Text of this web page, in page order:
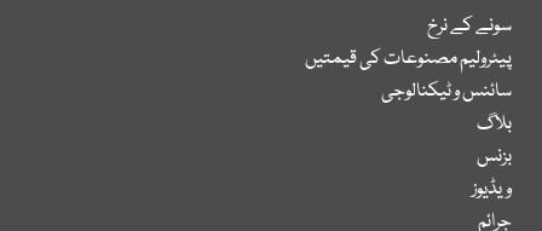
سونے کے نرخ
پیٹرولیم مصنوعات کی قیمتیں
سائنس و ٹیکنالوجی
بلاگ
بزنس
ویڈیوز
جرائم